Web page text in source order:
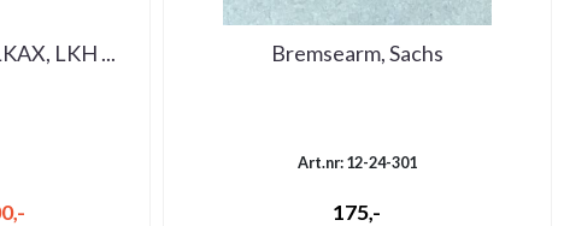
LKH ... Bremsearm, Sachs
Art.nr: 12-24-301
175,-